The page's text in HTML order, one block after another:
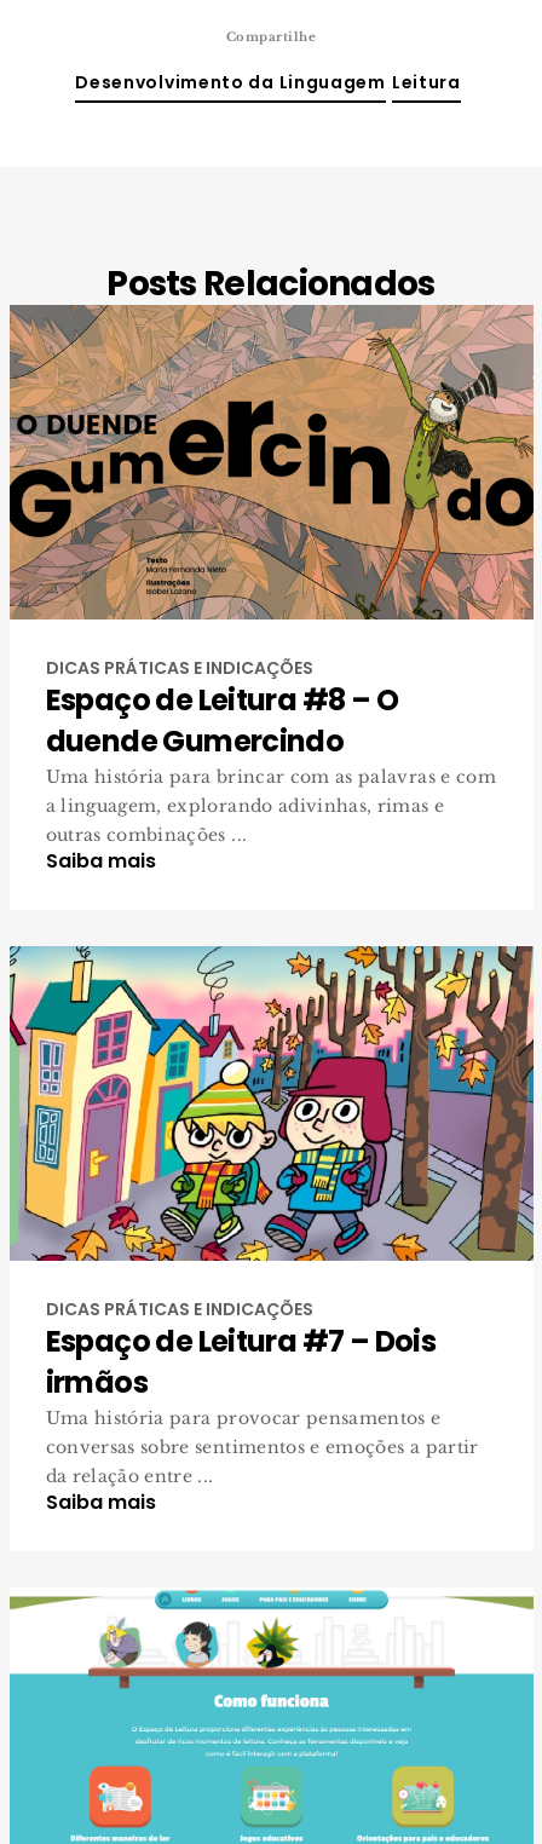
Compartilhe
Desenvolvimento da Linguagem Leitura
Posts Relacionados
DICAS PRÁTICAS E INDICAÇÕES
Espaço de Leitura #8 – O
duende Gumercindo
Uma história para brincar com as palavras e com
a linguagem, explorando adivinhas, rimas e
outras combinações ...
Saiba mais
DICAS PRÁTICAS E INDICAÇÕES
Espaço de Leitura #7 – Dois
irmãos
Uma história para provocar pensamentos e
conversas sobre sentimentos e emoções a partir
da relação entre ...
Saiba mais